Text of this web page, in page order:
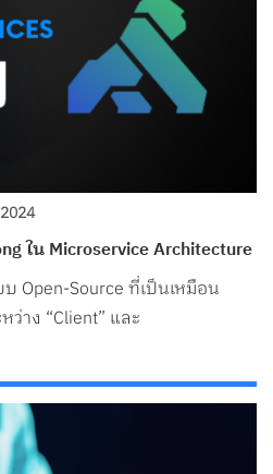
ใน Microservice Architecture
Open-Source ที่เป็นเหมือน
ว่าง “Client” และ